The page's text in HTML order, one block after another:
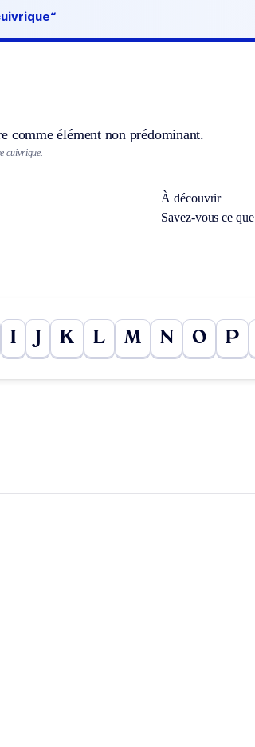
comme élément non prédominant.
cuivrique.
À découvrir
Savez-vous ce
I J K L M N O P